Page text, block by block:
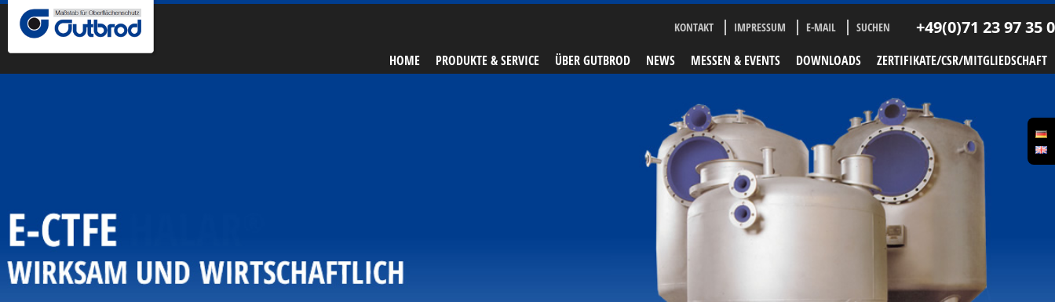
+49(0)71 23 97 35 0
KONTAKT IMPRESSUM E-MAIL SUCHEN
HOME PRODUKTE & SERVICE ÜBER GUTBROD NEWS MESSEN & EVENTS DOWNLOADS ZERTIFIKATE/CSR/MITGLIEDSCHAFT